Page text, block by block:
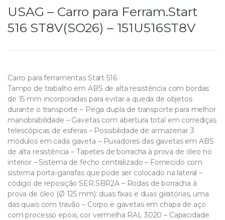
USAG – Carro para Ferram.Start
516 ST8V(SO26) – 151U516ST8V
Carro para ferramentas Start 516
Tampo de trabalho em ABS de alta resistência com bordas
de 15 mm incorporadas para evitar a queda de objetos
durante o transporte – Pega dupla de transporte para melhor
manobrabilidade – Gavetas com abertura total em corrediças
telescópicas de esferas – Possibilidade de armazenar 3
módulos em cada gaveta – Puxadores das gavetas em ABS
de alta resistência – Tapetes de borracha à prova de óleo no
interior – Sistema de fecho centralizado – Fornecido com
sistema porta-garrafas que pode ser colocado na lateral –
código de reposição SER.SBR2A – Rodas de borracha à
prova de óleo (Ø 125 mm): duas fixas e duas giratórias, uma
das quais com travão – Corpo e gavetas em chapa de aço
com processo epóxi, cor vermelha RAL 3020 – Capacidade